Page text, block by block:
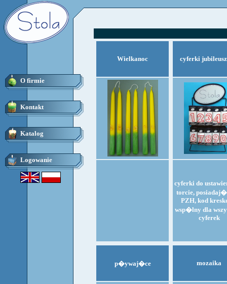
O firmie
Kontakt
Katalog
Logowanie
Wielkanoc cyferki
cyferki do
torcie, posiadaj�
PZH, kod
wsp�lny dla
cyferek
p�ywaj�ce mozaika